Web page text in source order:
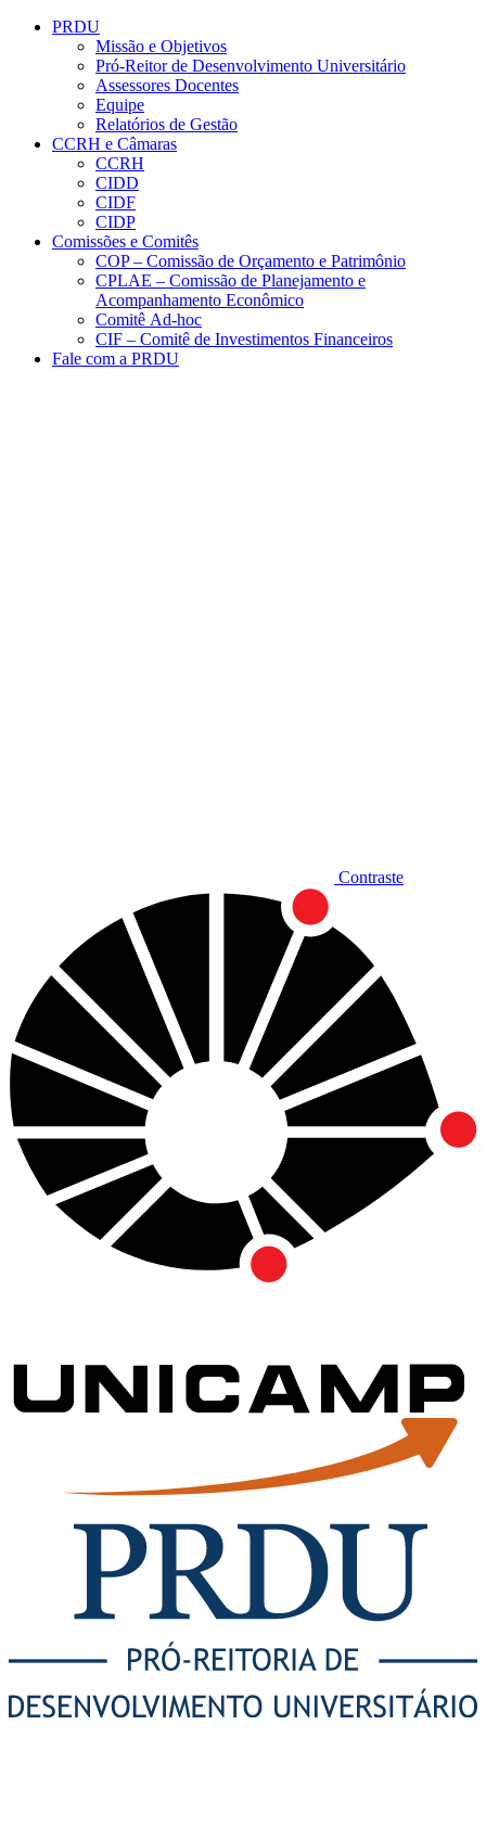
Conteúdo principal
PRDU
Missão e Objetivos
Pró-Reitor de Desenvolvimento Universitário
Assessores Docentes
Equipe
Relatórios de Gestão
CCRH e Câmaras
CCRH
CIDD
CIDF
CIDP
Comissões e Comitês
COP – Comissão de Orçamento e Patrimônio
CPLAE – Comissão de Planejamento e
Acompanhamento Econômico
Comitê Ad-hoc
CIF – Comitê de Investimentos Financeiros
Fale com a PRDU
Contraste